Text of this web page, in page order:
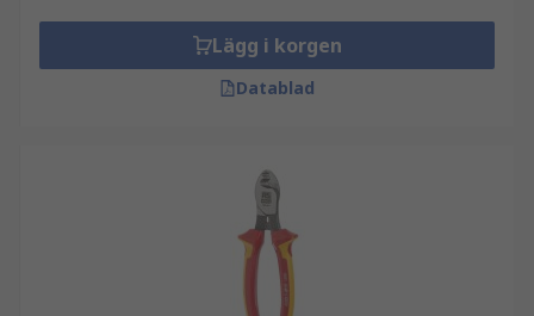
Lägg i korgen
Datablad